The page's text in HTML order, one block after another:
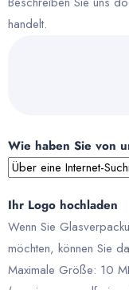
handelt.
Wie haben Sie von
Ihr Logo hochladen
Wenn Sie
möchten, können Sie
Maximale Größe: 10